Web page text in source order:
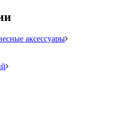
аксессуары